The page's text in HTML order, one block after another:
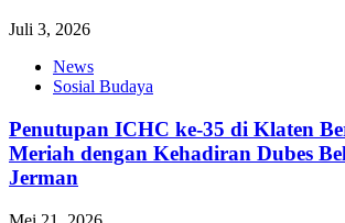
Juli 3, 2026
News
Sosial Budaya
Penutupan ICHC ke-35 di Klaten
Meriah dengan Kehadiran Dubes
Jerman